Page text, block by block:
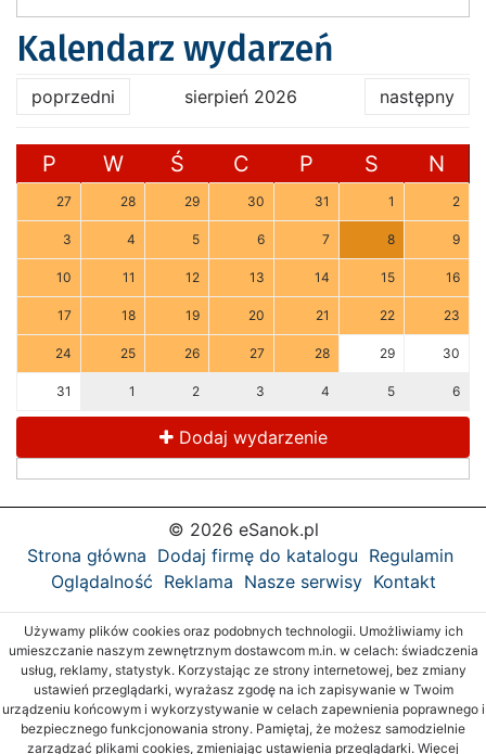
Kalendarz wydarzeń
poprzedni sierpień 2026 następny
P W Ś C P S N
27 28 29 30 31 1 2
3 4 5 6 7 8 9
10 11 12 13 14 15 16
17 18 19 20 21 22 23
24 25 26 27 28 29 30
31 1 2 3 4 5 6
Dodaj wydarzenie
© 2026 eSanok.pl
Strona główna Dodaj firmę do katalogu Regulamin
Oglądalność Reklama Nasze serwisy Kontakt
Używamy plików cookies oraz podobnych technologii. Umożliwiamy ich
umieszczanie naszym zewnętrznym dostawcom m.in. w celach: świadczenia
usług, reklamy, statystyk. Korzystając ze strony internetowej, bez zmiany
ustawień przeglądarki, wyrażasz zgodę na ich zapisywanie w Twoim
urządzeniu końcowym i wykorzystywanie w celach zapewnienia poprawnego i
bezpiecznego funkcjonowania strony. Pamiętaj, że możesz samodzielnie
zarządzać plikami cookies, zmieniając ustawienia przeglądarki. Więcej